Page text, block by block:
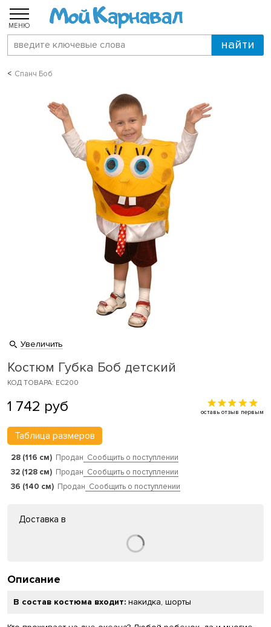
МЕНЮ
Спанч Боб
Увеличить
Костюм Губка Боб детский
КОД ТОВАРА: EC200
1 742 руб оставь отзыв первым
Таблица размеров
28 (116 см) Продан Сообщить о поступлении
32 (128 см) Продан Сообщить о поступлении
36 (140 см) Продан Сообщить о поступлении
Доставка в
Описание
В состав костюма входит: накидка, шорты